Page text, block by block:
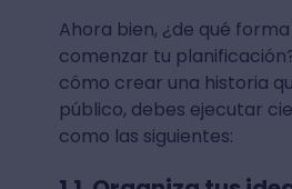
Ahora bien, ¿de qué
comenzar tu
cómo crear una historia
público, debes ejecutar
como las siguientes: